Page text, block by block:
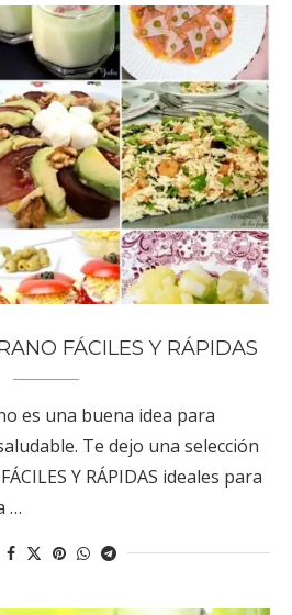
FÁCILES Y RÁPIDAS
es una buena idea para
Te dejo una selección
Y RÁPIDAS ideales para
…